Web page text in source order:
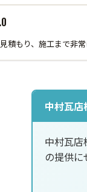
見積もり、施工まで非
中村瓦店
中村瓦
の提供に